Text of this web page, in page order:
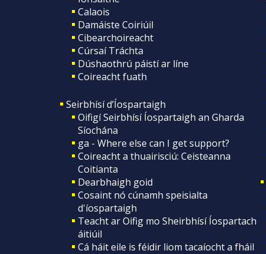
Calaois
Damáiste Coiriúil
Cibearchoireacht
Cúrsaí Tráchta
Dúshaothrú páistí ar líne
Coireacht fuath
Seirbhísí d’Íospartaigh
Oifigí Seirbhísí Íospartaigh an Gharda
Síochána
ga - Where else can I get support?
Coireacht a thuairisciú: Ceisteanna
Coitianta
Dearbhaigh goid
Cosaint nó cúnamh speisialta
d'íospartaigh
Teacht ar Oifig mo Sheirbhísí Íospartach
áitiúil
Cá háit eile is féidir liom tacaíocht a fháil